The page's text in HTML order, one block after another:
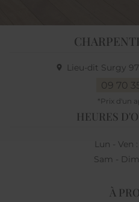
Lieu-dit Surgy
09 70
HEURES
Lun - Ven :
Sam -
À